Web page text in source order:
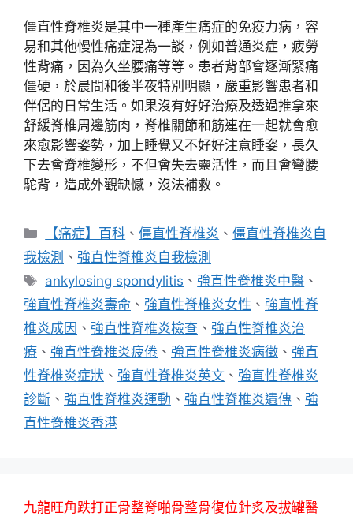
僵直性脊椎炎是其中一種產生痛症的免疫力病，容
易和其他慢性痛症混為一談，例如普通炎症，疲勞
性背痛，因為久坐腰痛等等。患者背部會逐漸緊痛
僵硬，於晨間和後半夜特別明顯，嚴重影響患者和
伴侶的日常生活。如果沒有好好治療及透過推拿來
舒緩脊椎周邊筋肉，脊椎關節和筋連在一起就會愈
來愈影響姿勢，加上睡覺又不好好注意睡姿，長久
下去會脊椎變形，不但會失去靈活性，而且會彎腰
駝背，造成外觀缺憾，沒法補救。
分
類
【痛症】百科 、僵直性脊椎炎 、僵直性脊椎炎自
我檢測 、 強直性脊椎炎自我檢測
標
籤
ankylosing spondylitis 、 強直性脊椎炎中醫 、
強直性脊椎炎壽命 、 強直性脊椎炎女性 、 強直性脊
椎炎成因 、 強直性脊椎炎檢查 、 強直性脊椎炎治
療 、 強直性脊椎炎疲倦 、 強直性脊椎炎病徵 、 強直
性脊椎炎症狀 、 強直性脊椎炎英文 、 強直性脊椎炎
診斷 、 強直性脊椎炎運動 、 強直性脊椎炎遺傳 、 強
直性脊椎炎香港
九龍旺角跌打正骨整脊啪骨整骨復位針炙及拔罐醫